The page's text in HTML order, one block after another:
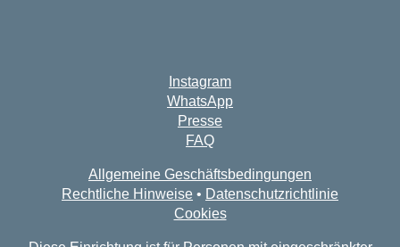
Instagram
WhatsApp
Presse
FAQ
Allgemeine Geschäftsbedingungen
Rechtliche Hinweise • Datenschutzrichtlinie
Cookies